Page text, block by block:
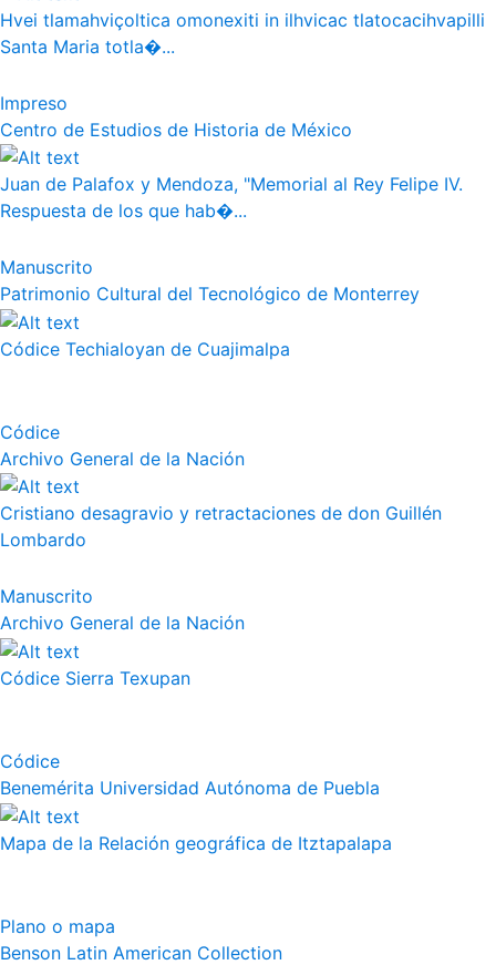
Hvei tlamahviçoltica omonexiti in ilhvicac tlatocacihvapilli
Santa Maria totla�...
Impreso
Centro de Estudios de Historia de México
Juan de Palafox y Mendoza, "Memorial al Rey Felipe IV.
Respuesta de los que hab�...
Manuscrito
Patrimonio Cultural del Tecnológico de Monterrey
Códice Techialoyan de Cuajimalpa
Códice
Archivo General de la Nación
Cristiano desagravio y retractaciones de don Guillén
Lombardo
Manuscrito
Archivo General de la Nación
Códice Sierra Texupan
Códice
Benemérita Universidad Autónoma de Puebla
Mapa de la Relación geográfica de Itztapalapa
Plano o mapa
Benson Latin American Collection